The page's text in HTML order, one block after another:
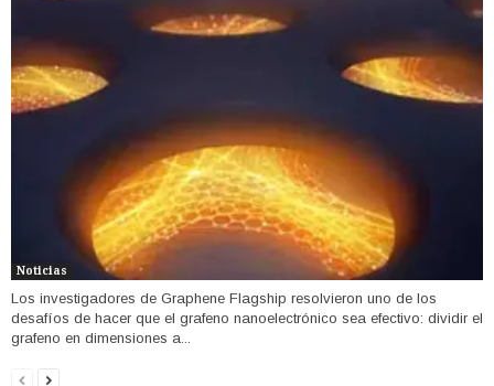
Noticias
Los investigadores de Graphene Flagship resolvieron uno de los
desafíos de hacer que el grafeno nanoelectrónico sea efectivo: dividir el
grafeno en dimensiones a...